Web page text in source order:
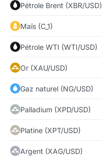
Pétrole Brent (XBR/USD)
Maïs (C_1)
Pétrole WTI (WTI/USD)
Or (XAU/USD)
Gaz naturel (NG/USD)
Palladium (XPD/USD)
Platine (XPT/USD)
Argent (XAG/USD)